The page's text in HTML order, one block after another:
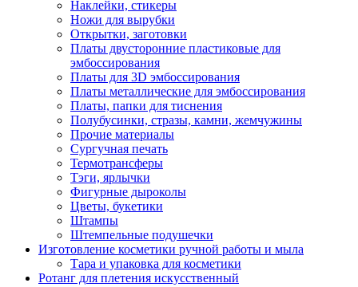
Наклейки, стикеры
Ножи для вырубки
Открытки, заготовки
Платы двусторонние пластиковые для
эмбоссирования
Платы для 3D эмбоссирования
Платы металлические для эмбоссирования
Платы, папки для тиснения
Полубусинки, стразы, камни, жемчужины
Прочие материалы
Сургучная печать
Термотрансферы
Тэги, ярлычки
Фигурные дыроколы
Цветы, букетики
Штампы
Штемпельные подушечки
Изготовление косметики ручной работы и мыла
Тара и упаковка для косметики
Ротанг для плетения искусственный